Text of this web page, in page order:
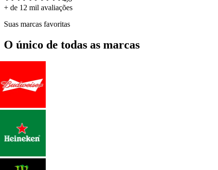
+ de 12 mil avaliações
Suas marcas favoritas
O único de todas as marcas